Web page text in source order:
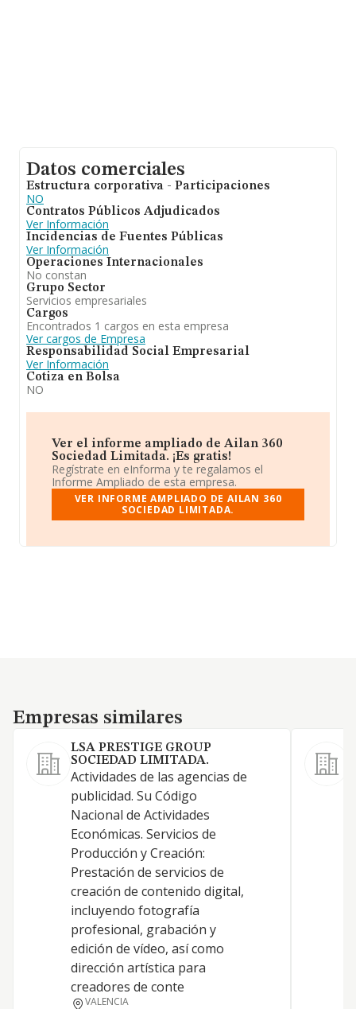
Datos comerciales
Estructura corporativa - Participaciones
NO
Contratos Públicos Adjudicados
Ver Información
Incidencias de Fuentes Públicas
Ver Información
Operaciones Internacionales
No constan
Grupo Sector
Servicios empresariales
Cargos
Encontrados 1 cargos en esta empresa
Ver cargos de Empresa
Responsabilidad Social Empresarial
Ver Información
Cotiza en Bolsa
NO
Ver el informe ampliado de Ailan 360
Sociedad Limitada. ¡Es gratis!
Regístrate en eInforma y te regalamos el
Informe Ampliado de esta empresa.
VER INFORME AMPLIADO DE AILAN 360
SOCIEDAD LIMITADA.
Empresas similares
Empresas similares
LSA PRESTIGE GROUP
SOCIEDAD LIMITADA.
Actividades de las agencias de
publicidad. Su Código
Nacional de Actividades
Económicas. Servicios de
Producción y Creación:
Prestación de servicios de
creación de contenido digital,
incluyendo fotografía
profesional, grabación y
edición de vídeo, así como
dirección artística para
creadores de conte
VALENCIA